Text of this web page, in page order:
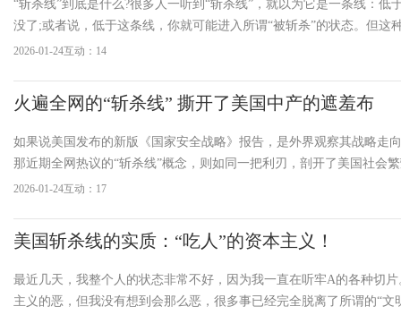
“斩杀线”到底是什么?很多人一听到“斩杀线”，就以为它是一条线：低
没了;或者说，低于这条线，你就可能进入所谓“被斩杀”的状态。但这
确。为什么不准确呢?因为你很容易把一个动态的机制——一种生态
2026-01-24互动：14
火遍全网的“斩杀线” 撕开了美国中产的遮羞布
如果说美国发布的新版《国家安全战略》报告，是外界观察其战略走
那近期全网热议的“斩杀线”概念，则如同一把利刃，剖开了美国社会
层病灶。1月19日播出的《这就是中国》，主持人何婕、复旦大学中国
2026-01-24互动：17
美国斩杀线的实质：“吃人”的资本主义！
最近几天，我整个人的状态非常不好，因为我一直在听牢A的各种切
主义的恶，但我没有想到会那么恶，很多事已经完全脱离了所谓的“文